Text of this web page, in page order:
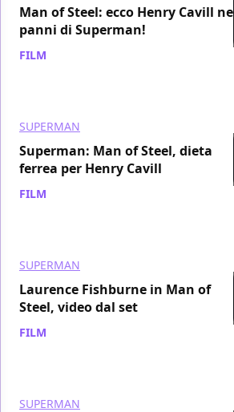
Man of Steel: ecco Henry Cavill nei
panni di Superman!
FILM
SUPERMAN
Superman: Man of Steel, dieta
ferrea per Henry Cavill
FILM
SUPERMAN
Laurence Fishburne in Man of
Steel, video dal set
FILM
SUPERMAN